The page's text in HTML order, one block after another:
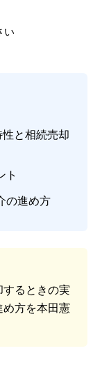
い
と相続売却
ト
の進め方
るときの実
め方を本田憲